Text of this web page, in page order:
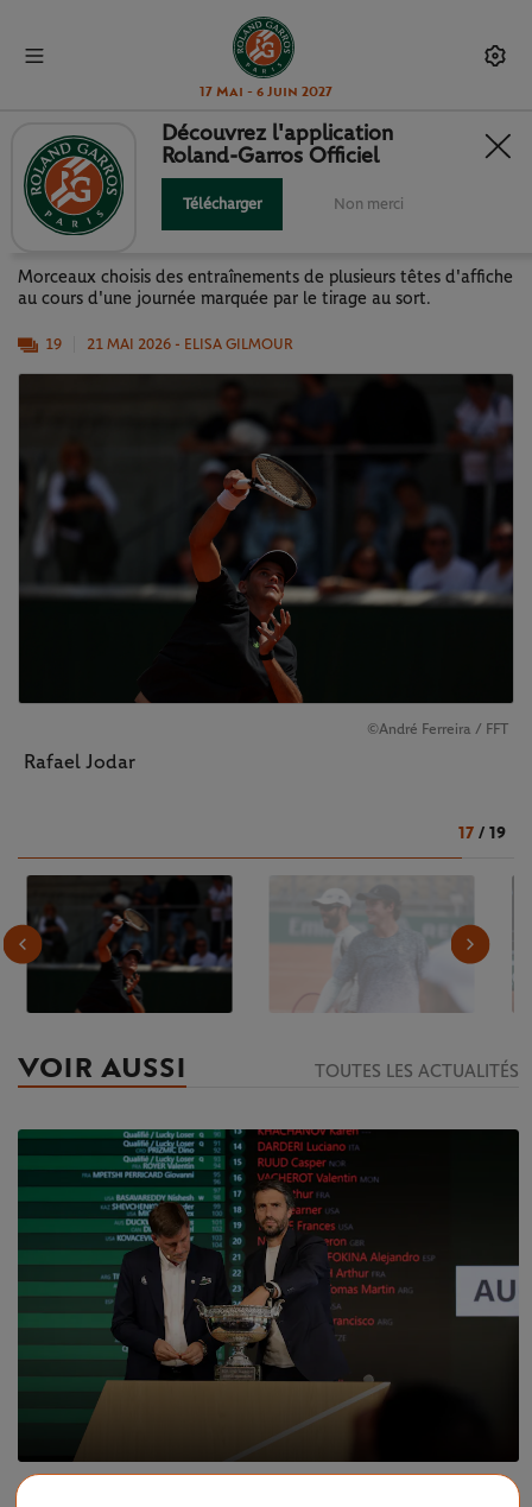
17 Mai - 6 Juin 2027
LES STARS À L'ENTRAÎNEMENT :
SOUS LE SOLEIL PARISIEN
Morceaux choisis des entraînements de plusieurs têtes d'affiche
au cours d'une journée marquée par le tirage au sort.
19 21 MAI 2026 - ELISA GILMOUR
©André Ferreira / FFT
Rafael Jodar
17 / 19
VOIR AUSSI TOUTES LES ACTUALITÉS
Découvrez l'application
Roland-Garros Officiel
Télécharger Non merci